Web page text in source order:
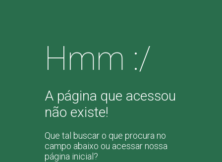
Hmm :/
A página que acessou
não existe!
Que tal buscar o que procura no
campo abaixo ou acessar nossa
página inicial?